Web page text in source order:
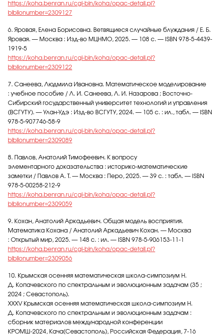
https://koha.benran.ru/cgi-bin/koha/opac-detail.pl?
biblionumber=2309127
6. Яровая, Елена Борисовна. Ветвящиеся случайные блуждания / Е. Б.
Яровая. — Москва : Изд-во МЦНМО, 2025. — 108 с. — ISBN 978-5-4439-
1919-5
https://koha.benran.ru/cgi-bin/koha/opac-detail.pl?
biblionumber=2309122
7. Санеева, Людмила Ивановна. Математическое моделирование
: учебное пособие / Л. И. Санеева, Л. И. Назарова ; Восточно-
Сибирский государственный университет технологий и управления
(ВСГУТУ). — Улан-Удэ : Изд-во ВСГУТУ, 2024. — 105 с. : ил., табл. — ISBN
978-5-907746-58-9
https://koha.benran.ru/cgi-bin/koha/opac-detail.pl?
biblionumber=2309089
8. Павлов, Анатолий Тимофеевич. К вопросу
элементарного доказательства : историко-математические
заметки / Павлов А. Т. — Москва : Перо, 2025. — 39 с. : табл. — ISBN
978-5-00258-212-9
https://koha.benran.ru/cgi-bin/koha/opac-detail.pl?
biblionumber=2309059
9. Кохан, Анатолий Аркадьевич. Общая модель восприятия.
Математика Кохана / Анатолий Аркадьевич Кохан. — Москва
: Открытый мир, 2025. — 148 с. : ил. — ISBN 978-5-906153-11-1
https://koha.benran.ru/cgi-bin/koha/opac-detail.pl?
biblionumber=2309056
10. Крымская осенняя математическая школа-симпозиум Н.
Д. Копачевского по спектральным и эволюционным задачам (35 ;
2024 ; Севастополь).
XXXV Крымская осенняя математическая школа-симпозиум Н.
Д. Копачевского по спектральным и эволюционным задачам :
сборник материалов международной конференции
КРОМШ-2024, Кача(Севастополь), Российская Федерация, 7-16